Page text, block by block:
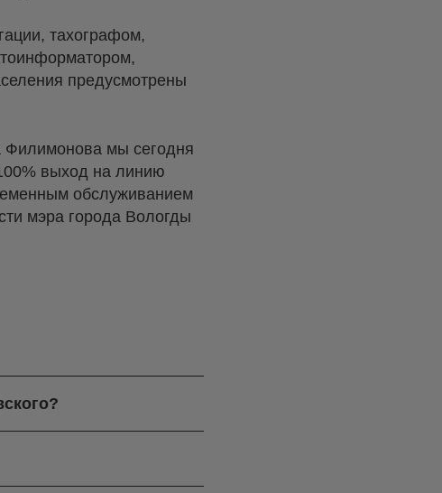
тахографом,
предусмотрены
Филимонова мы сегодня
выход на линию
обслуживанием
мэра города Вологды